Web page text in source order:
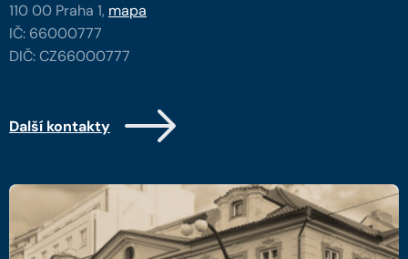
110 00 Praha 1, mapa
IČ: 66000777
DIČ: CZ66000777
Další kontakty